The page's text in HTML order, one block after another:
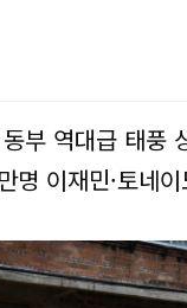
부 역대급 태풍
명 이재민·토네